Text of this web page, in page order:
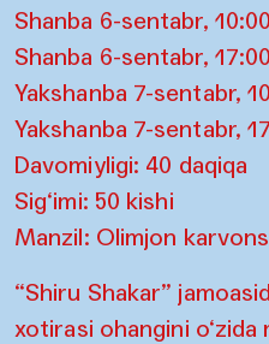
Shanba 6-sentabr, 10:00
Shanba 6-sentabr, 17:00
Yakshanba 7-sentabr,
Yakshanba 7-sentabr,
Davomiyligi: 40 daqiqa
Sig‘imi: 50 kishi
Manzil: Olimjon
“Shiru Shakar”
xotirasi ohangini o‘zida